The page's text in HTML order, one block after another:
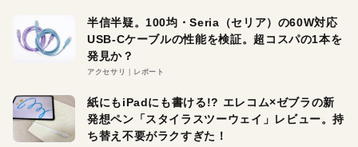
半信半疑。100均・Seria（セリア）の60W対応
USB-Cケーブルの性能を検証。超コスパの1本を
発見か？
アクセサリ レポート
紙にもiPadにも書ける!? エレコム×ゼブラの新
発想ペン「スタイラスツーウェイ」レビュー。持
ち替え不要がラクすぎた！